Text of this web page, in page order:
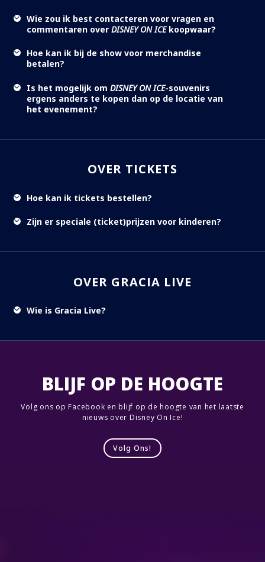
Wie zou ik best contacteren voor vragen en
commentaren over DISNEY ON ICEkoopwaar?
Hoe kan ik bij de show voor merchandise
betalen?
Is het mogelijk om DISNEY ON ICE-souvenirs
ergens anders te kopen dan op de locatie van
het evenement?
OVER TICKETS
Hoe kan ik tickets bestellen?
Zijn er speciale (ticket)prijzen voor kinderen?
OVER GRACIA LIVE
Wie is Gracia Live?
BLIJF OP DE HOOGTE
Volg ons op Facebook en blijf op de hoogte van het laatste
nieuws over Disney On Ice!
Volg Ons!